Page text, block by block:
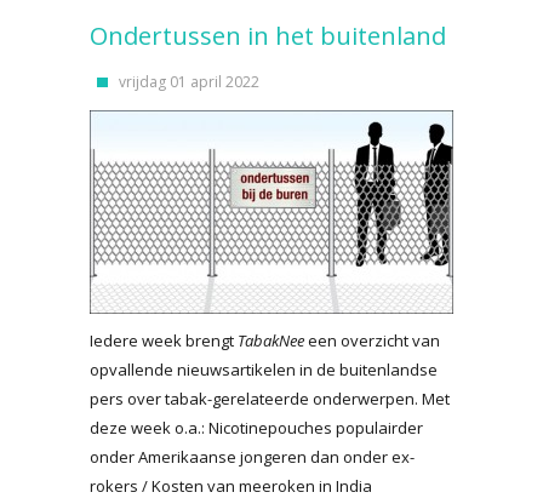
Ondertussen in het buitenland
vrijdag 01 april 2022
Iedere week brengt TabakNeeeen overzicht van
opvallende nieuwsartikelen in de buitenlandse
pers over tabak-gerelateerde onderwerpen. Met
deze week o.a.: Nicotinepouches populairder
onder Amerikaanse jongeren dan onder ex-
rokers / Kosten van meeroken in India